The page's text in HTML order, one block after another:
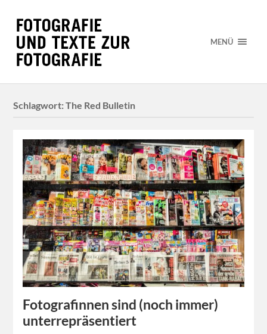
MENÜ
Schlagwort:The Red Bulletin
Fotografinnen sind (noch immer)
unterrepräsentiert